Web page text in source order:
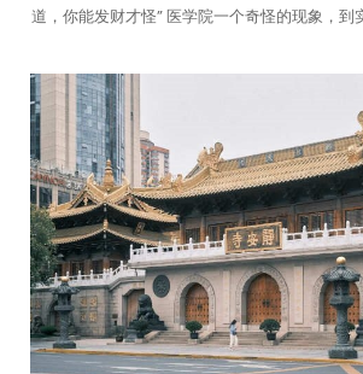
道，你能发财才怪” 医学院一个奇怪的现象，